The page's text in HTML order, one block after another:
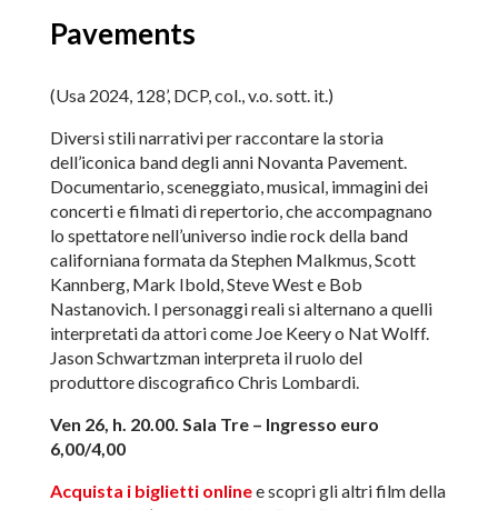
Pavements
(Usa 2024, 128’, DCP, col., v.o. sott. it.)
Diversi stili narrativi per raccontare la storia
dell’iconica band degli anni Novanta Pavement.
Documentario, sceneggiato, musical, immagini dei
concerti e filmati di repertorio, che accompagnano
lo spettatore nell’universo indie rock della band
californiana formata da Stephen Malkmus, Scott
Kannberg, Mark Ibold, Steve West e Bob
Nastanovich. I personaggi reali si alternano a quelli
interpretati da attori come Joe Keery o Nat Wolff.
Jason Schwartzman interpreta il ruolo del
produttore discografico Chris Lombardi.
Ven 26, h. 20.00. Sala Tre – Ingresso euro
6,00/4,00
Acquista i biglietti onlinee scopri gli altri film della